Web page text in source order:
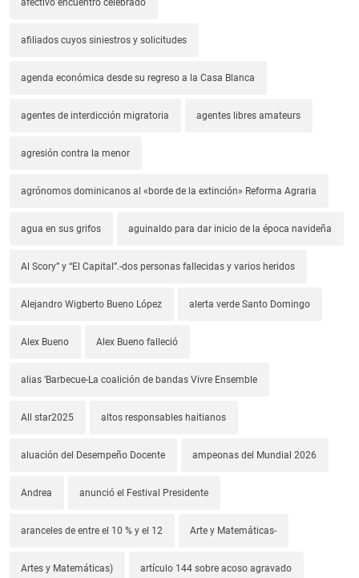
afectivo encuentro celebrado
afiliados cuyos siniestros y solicitudes
agenda económica desde su regreso a la Casa Blanca
agentes de interdicción migratoria agentes libres amateurs
agresión contra la menor
agrónomos dominicanos al «borde de la extinción» Reforma Agraria
agua en sus grifos aguinaldo para dar inicio de la época navideña
Al Scory” y “El Capital”.-dos personas fallecidas y varios heridos
Alejandro Wigberto Bueno López alerta verde Santo Domingo
Alex Bueno Alex Bueno falleció
alias ‘Barbecue-La coalición de bandas Vivre Ensemble
All star2025 altos responsables haitianos
aluación del Desempeño Docente ampeonas del Mundial 2026
Andrea anunció el Festival Presidente
aranceles de entre el 10 % y el 12 Arte y Matemáticas-
Artes y Matemáticas) artículo 144 sobre acoso agravado